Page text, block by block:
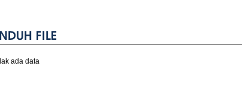
FILE
ada data